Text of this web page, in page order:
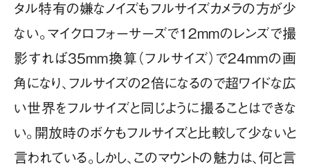
タル特有の嫌なノイズもフルサイズカメラの方が少
ない。マイクロフォーサーズで12mmのレンズで撮
影すれば35mm換算（フルサイズ）で24mmの画
角になり、フルサイズの2倍になるので超ワイドな広
い世界をフルサイズと同じように撮ることはできな
い。開放時のボケもフルサイズと比較して少ないと
言われている。しかし、このマウントの魅力は、何と言